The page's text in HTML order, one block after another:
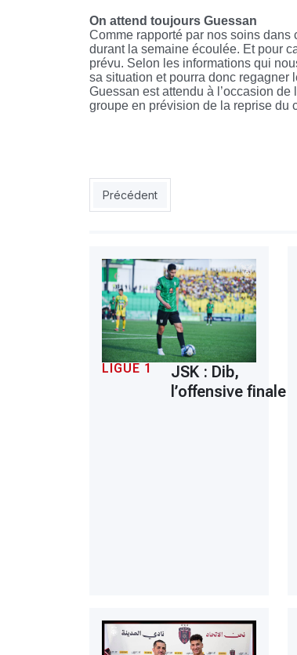
On attend toujours Guessan
Comme rapporté par nos soins dans
durant la semaine écoulée. Et pour
prévu. Selon les informations qui
sa situation et pourra donc regagner
Guessan est attendu à l’occasion
groupe en prévision de la reprise du
Article précédent : MCA-Ghrib : «On
Précédent
LIGUE 1
JSK : Dib,
l’offensive finale